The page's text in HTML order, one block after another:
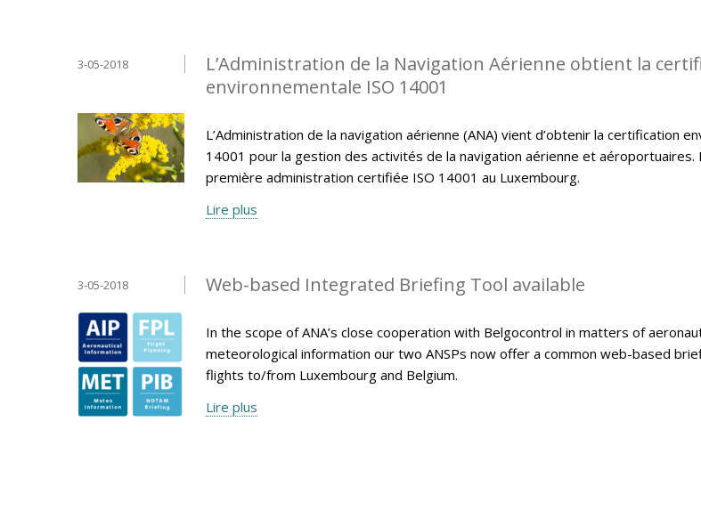
L’Administration de la Navigation Aérienne obtient la
environnementale ISO 14001
3-05-2018
L’Administration de la navigation aérienne (ANA) vient d’obtenir la certification
14001 pour la gestion des activités de la navigation aérienne et aéroportuaires.
première administration certifiée ISO 14001 au Luxembourg.
Lire plus
Web-based Integrated Briefing Tool available
3-05-2018
In the scope of ANA’s close cooperation with Belgocontrol in matters of
meteorological information our two ANSPs now offer a common web-based
flights to/from Luxembourg and Belgium.
Lire plus